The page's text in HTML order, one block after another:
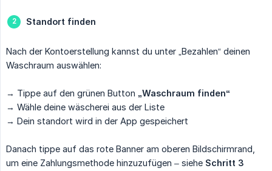
Standort finden
Nach der Kontoerstellung kannst du unter „Bezahlen“ deinen
Waschraum auswählen:
→ Tippe auf den grünen Button „Waschraum finden“
→ Wähle deine wäscherei aus der Liste
→ Dein standort wird in der App gespeichert
Danach tippe auf das rote Banner am oberen Bildschirmrand,
um eine Zahlungsmethode hinzuzufügen – siehe Schritt 3